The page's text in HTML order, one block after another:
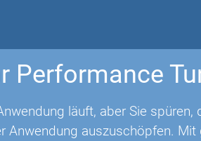
Performance
läuft, aber Sie
Anwendung auszuschöpfen.